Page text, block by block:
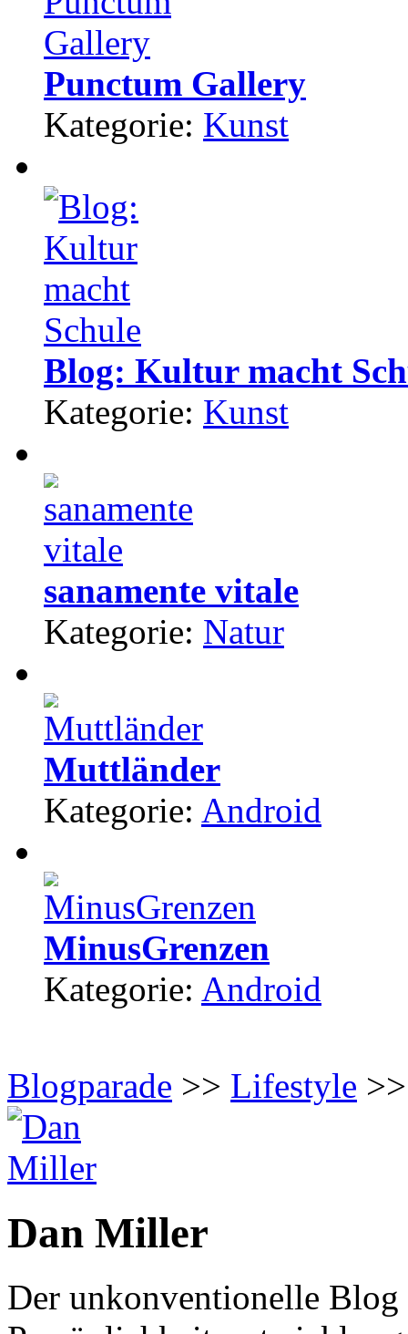
Punctum Gallery
Kategorie: Kunst
Blog: Kultur macht
Kategorie: Kunst
sanamente vitale
Kategorie: Natur
Muttländer
Kategorie: Android
MinusGrenzen
Kategorie: Android
Blogparade >> Lifestyle
Dan Miller
Der unkonventionelle Blog